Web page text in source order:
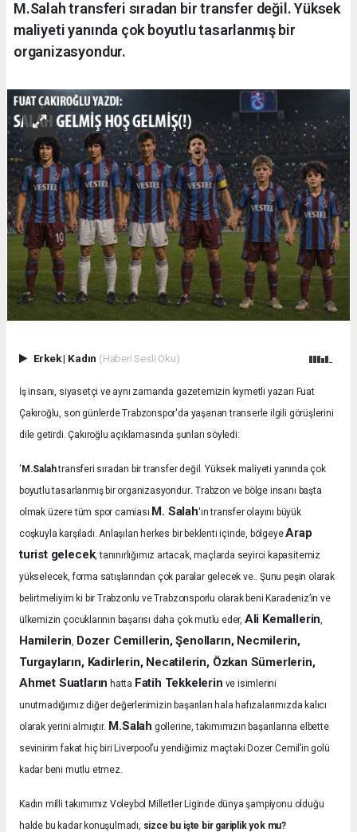
M.Salah transferi sıradan bir transfer değil. Yüksek
maliyeti yanında çok boyutlu tasarlanmış bir
organizasyondur.
Erkek| Kadın (Haberi Sesli Oku)
İş insanı, siyasetçi ve aynı zamanda gazetemizin kıymetli yazarı Fuat
Çakıroğlu, son günlerde Trabzonspor'da yaşanan transerle ilgili görüşlerini
dile getirdi. Çakıroğlu açıklamasında şunları söyledi:
' M.Salahtransferi sıradan bir transfer değil. Yüksek maliyeti yanında çok
boyutlu tasarlanmış bir organizasyondur.Trabzon ve bölge insanı başta
olmak üzere tüm spor camiası M. Salah'ın transfer olayını büyük
coşkuyla karşıladı.Anlaşılan herkes bir beklenti içinde, bölgeyeArap
turist gelecek, tanınırlığımız artacak, maçlarda seyirci kapasitemiz
yükselecek, forma satışlarından çok paralar gelecek ve.. Şunu peşin olarak
belirtmeliyim ki bir Trabzonlu ve Trabzonsporlu olarak beni Karadeniz’in ve
ülkemizin çocuklarının başarısı daha çok mutlu eder, Ali Kemallerin,
Hamilerin, Dozer Cemillerin, Şenolların, Necmilerin,
Turgayların, Kadirlerin, Necatilerin, Özkan Sümerlerin,
Ahmet Suatların hatta Fatih Tekkelerin ve isimlerini
unutmadığımız diğer değerlerimizin başarıları hala hafızalarımızda kalıcı
olarak yerini almıştır. M.Salah gollerine, takımımızın başarılarına elbette
sevinirim fakat hiç biri Liverpool’u yendiğimiz maçtaki Dozer Cemil’in golü
kadar beni mutlu etmez.
Kadın milli takımımız Voleybol Milletler Liginde dünya şampiyonu olduğu
halde bu kadar konuşulmadı, sizce bu işte bir gariplik yok mu?